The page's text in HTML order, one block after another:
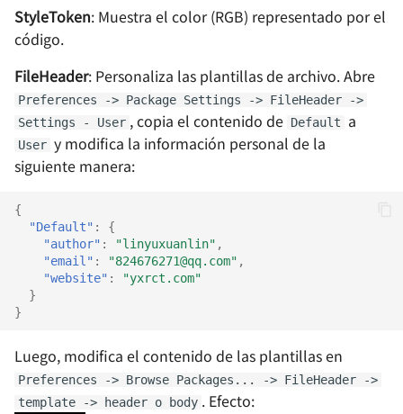
Homelab - Software de
tarjetas Anki
StyleToken: Muestra el color (RGB) representado por el
código.
FileHeader: Personaliza las plantillas de archivo. Abre
Preferences -> Package Settings -> FileHeader ->
Settings - User , copia el contenido de Default a
User y modifica la información personal de la
siguiente manera:
{
"Default" :
{
"author" : "linyuxuanlin" ,
"email" : "824676271@qq.com" ,
"website" :
"yxrct.com"
}
}
Luego, modifica el contenido de las plantillas en
Preferences -> Browse Packages... -> FileHeader ->
template -> header o body . Efecto: